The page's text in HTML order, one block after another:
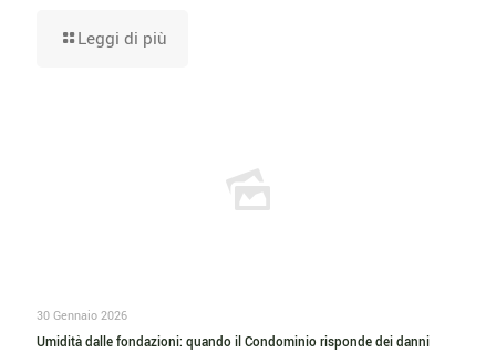
Leggi di più
30 Gennaio 2026
Umidità dalle fondazioni: quando il Condominio risponde dei danni